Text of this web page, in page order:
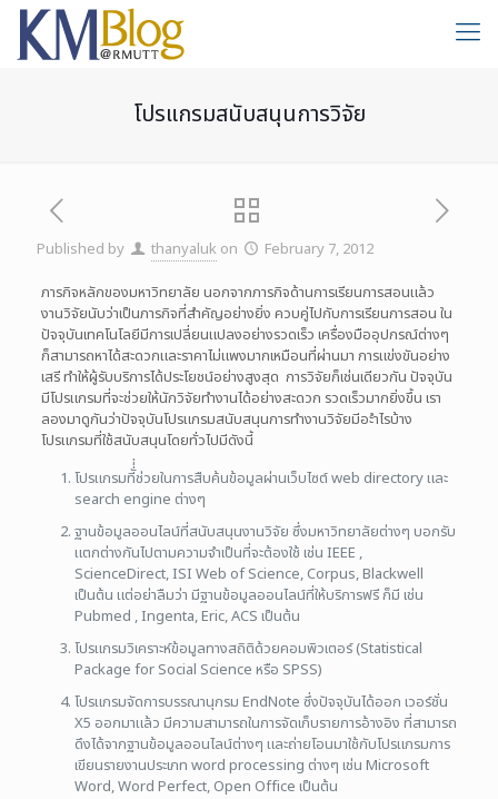
โปรแกรมสนับสนุนการวิจัย
Published by thanyaluk on
February 7, 2012
ภารกิจหลักของมหาวิทยาลัย นอกจากภารกิจด้านการเรียนการสอนแล้ว
งานวิจัยนับว่าเป็นภารกิจที่สำคัญอย่างยิ่ง ควบคู่ไปกับการเรียนการสอน ใน
ปัจจุบันเทคโนโลยีมีการเปลี่ยนแปลงอย่างรวดเร็ว เครื่องมืออุปกรณ์ต่างๆ
ก็สามารถหาได้สะดวกและราคาไม่แพงมากเหมือนที่ผ่านมา การแข่งขันอย่าง
เสรี ทำให้ผู้รับบริการได้ประโยชน์อย่างสูงสุด การวิจัยก็เช่นเดียวกัน ปัจจุบัน
มีโปรแกรมที่จะช่วยให้นักวิจัยทำงานได้อย่างสะดวก รวดเร็วมากยิ่งขึ้น เรา
ลองมาดูกันว่าปัจจุบันโปรแกรมสนับสนุนการทำงานวิจัยมีอะำไรบ้าง
โปรแกรมที่ใช้สนับสนุนโดยทั่วไปมีดังนี้
โปรแกรมทีั่่่ช่วยในการสืบค้นข้อมูลผ่านเว็บไซต์ web directory และ
search engine ต่างๆ
ฐานข้อมูลออนไลน์ที่สนับสนุนงานวิจัย ซึ่งมหาวิทยาลัยต่างๆ บอกรับ
แตกต่างกันไปตามความจำเป็นที่จะต้องใช้ เช่น IEEE ,
ScienceDirect, ISI Web of Science, Corpus, Blackwell
เป็นต้น แต่อย่าลืมว่า มีฐานข้อมูลออนไลน์ที่ให้บริการฟรี ก็มี เช่น
Pubmed , Ingenta, Eric, ACS เป็นต้น
โปรแกรมวิเคราะห์ข้อมูลทางสถิติด้วยคอมพิวเตอร์ (Statistical
Package for Social Science หรือ SPSS)
โปรแกรมจัดการบรรณานุกรม EndNote ซึ่งปัจจุบันได้ออก เวอร์ชั่น
X5 ออกมาแล้ว มีความสามารถในการจัดเก็บรายการอ้างอิง ที่สามารถ
ดึงได้จากฐานข้อมูลออนไลน์ต่างๆ และถ่ายโอนมาใช้กับโปรแกรมการ
เขียนรายงานประเภท word processing ต่างๆ เช่น Microsoft
Word, Word Perfect, Open Office เป็นต้น